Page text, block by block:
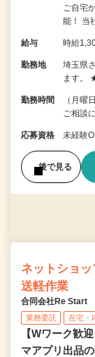
ご自宅
能！ 当
給与 時給
勤務地
埼玉県
ます。
勤務時間
（月曜
ご相談
応募資格 未経験
後で見る
ネットショ
送軽作業
合同会社Re Start
業務委託 在宅・
【Wワーク歓
マアプリ出品